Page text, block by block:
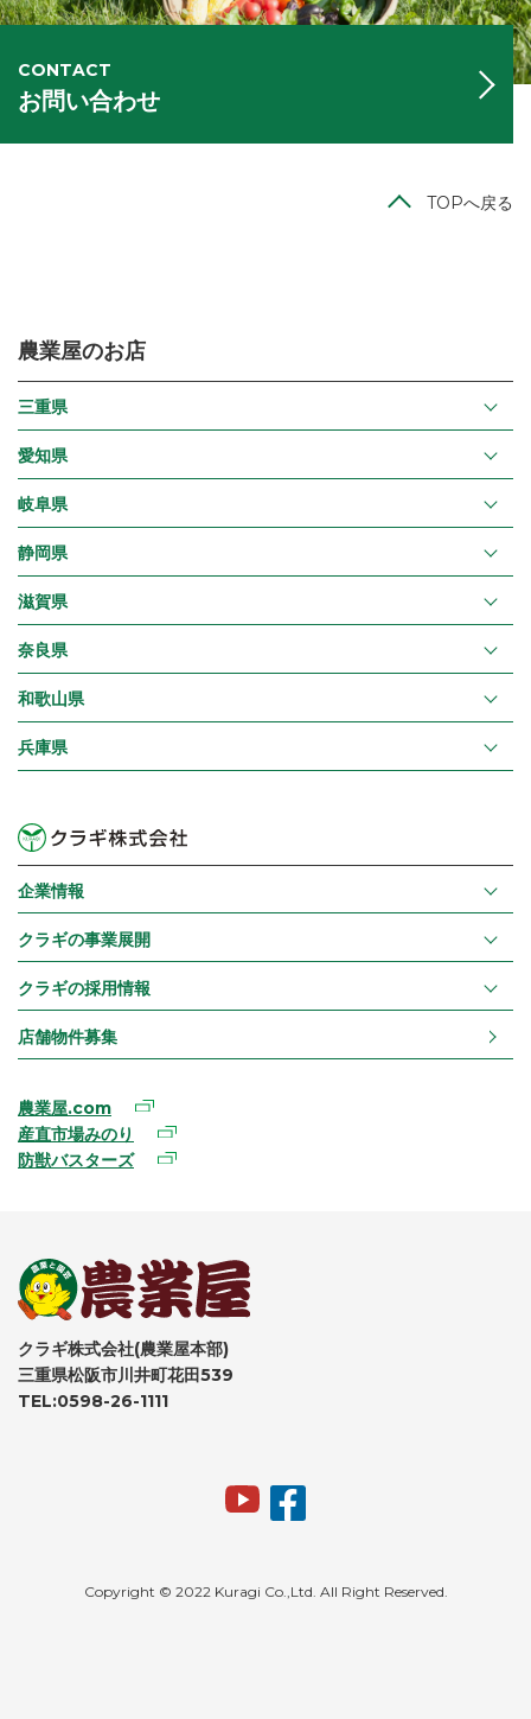
CONTACT
お問い合わせ
TOPへ戻る
農業屋のお店
三重県
愛知県
岐阜県
静岡県
滋賀県
奈良県
和歌山県
兵庫県
企業情報
クラギの事業展開
クラギの採用情報
店舗物件募集
農業屋.com
産直市場みのり
防獣バスターズ
クラギ株式会社(農業屋本部)
三重県松阪市川井町花田539
TEL:0598-26-1111
Copyright © 2022 Kuragi Co.,Ltd. All Right Reserved.